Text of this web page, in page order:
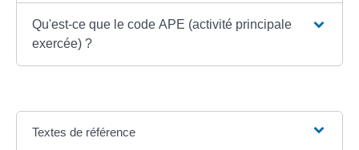
Qu'est-ce que le code APE (activité principale
exercée) ?
Textes de référence